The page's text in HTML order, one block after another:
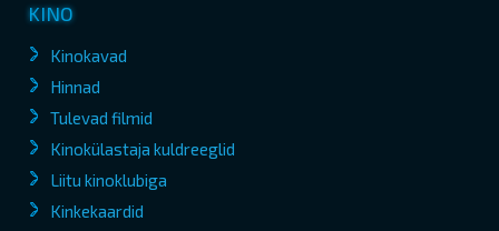
KINO
Kinokavad
Hinnad
Tulevad filmid
Kinokülastaja kuldreeglid
Liitu kinoklubiga
Kinkekaardid